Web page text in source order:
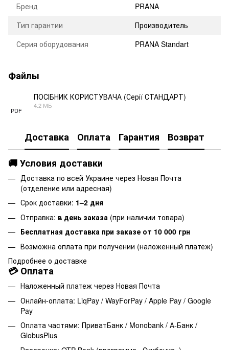
Бренд
PRANA
Тип гарантии
Производитель
Серия оборудования
PRANA Standart
Файлы
PDF
ПОСІБНИК КОРИСТУВАЧА (Серії СТАНДАРТ)
4.2 МБ
Доставка Оплата Гарантия
Возврат
🚚 Условия доставки
Доставка по всей Украине через Новая Почта
(отделение или адресная)
Срок доставки: 1–2 дня
Отправка: в день заказа (при наличии товара)
Бесплатная доставка при заказе от 10 000 грн
Возможна оплата при получении (наложенный платеж)
Подробнее о доставке
💳 Оплата
Наложенный платеж через Новая Почта
Онлайн-оплата: LiqPay / WayForPay / Apple Pay / Google
Pay
Оплата частями: ПриватБанк / Monobank / А-Банк /
GlobusPlus